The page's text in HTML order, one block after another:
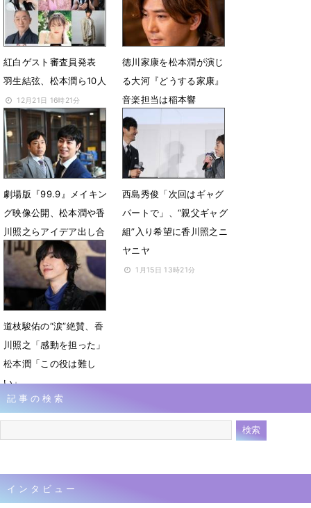
12月31日 19時51分
紅白ゲスト審査員発表
羽生結弦、松本潤ら10人
12月21日 16時21分
徳川家康を松本潤が演じ
る大河『どうする家康』
音楽担当は稲本響
7月15日 19時08分
劇場版『99.9』メイキン
グ映像公開、松本潤や香
川照之らアイデア出し合
う様子
1月22日 14時03分
西島秀俊「次回はギャグ
パートで」、“親父ギャグ
組”入り希望に香川照之ニ
ヤニヤ
1月15日 13時21分
道枝駿佑の“涙”絶賛、香
川照之「感動を担った」
松本潤「この役は難し
い」
1月15日 12時46分
記事の検索
インタビュー